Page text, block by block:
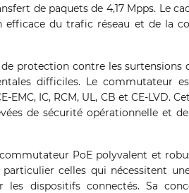
de paquets de 4,17 Mpps. Le
du trafic réseau et de la
protection contre les surtensions
difficiles. Le commutateur
IC, RCM, UL, CB et CE-LVD.
de sécurité opérationnelle et
PoE polyvalent et
celles qui nécessitent
dispositifs connectés. Sa